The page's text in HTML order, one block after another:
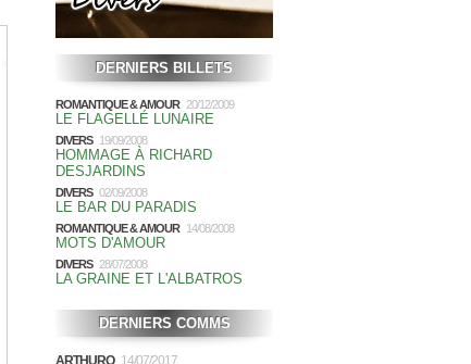
DERNIERS BILLETS
ROMANTIQUE & AMOUR20/12/2009
LE FLAGELLÉ LUNAIRE
DIVERS19/09/2008
HOMMAGE À RICHARD
DESJARDINS
DIVERS02/09/2008
LE BAR DU PARADIS
ROMANTIQUE & AMOUR14/08/2008
MOTS D'AMOUR
DIVERS28/07/2008
LA GRAINE ET L'ALBATROS
DERNIERS COMMS
ARTHURO 14/07/2017